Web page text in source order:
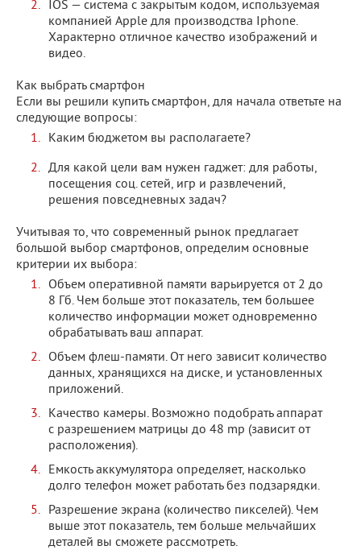
IOS — система с закрытым кодом, используемая
компанией Apple для производства Iphone.
Характерно отличное качество изображений и
видео.
Как выбрать смартфон
Если вы решили купить смартфон, для начала ответьте на
следующие вопросы:
Каким бюджетом вы располагаете?
Для какой цели вам нужен гаджет: для работы,
посещения соц. сетей, игр и развлечений,
решения повседневных задач?
Учитывая то, что современный рынок предлагает
большой выбор смартфонов, определим основные
критерии их выбора:
Объем оперативной памяти варьируется от 2 до
8 Гб. Чем больше этот показатель, тем большее
количество информации может одновременно
обрабатывать ваш аппарат.
Объем флеш-памяти. От него зависит количество
данных, хранящихся на диске, и установленных
приложений.
Качество камеры. Возможно подобрать аппарат
с разрешением матрицы до 48 mp (зависит от
расположения).
Емкость аккумулятора определяет, насколько
долго телефон может работать без подзарядки.
Разрешение экрана (количество пикселей). Чем
выше этот показатель, тем больше мельчайших
деталей вы сможете рассмотреть.